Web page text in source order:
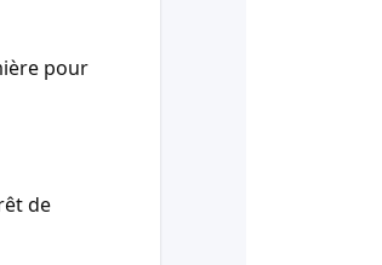
pour
de